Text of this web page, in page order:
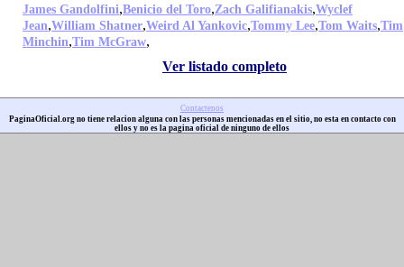
James Gandolfini,Benicio del Toro,Zach Galifianakis,Wyclef
Jean,William Shatner,Weird Al Yankovic,Tommy Lee,Tom Waits,Tim
Minchin,Tim McGraw,
Ver listado completo
Contactenos
PaginaOficial.org no tiene relacion alguna con las personas mencionadas en el sitio, no esta en contacto con
ellos y no es la pagina oficial de ninguno de ellos